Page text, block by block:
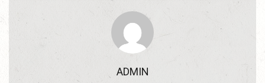
ADMIN